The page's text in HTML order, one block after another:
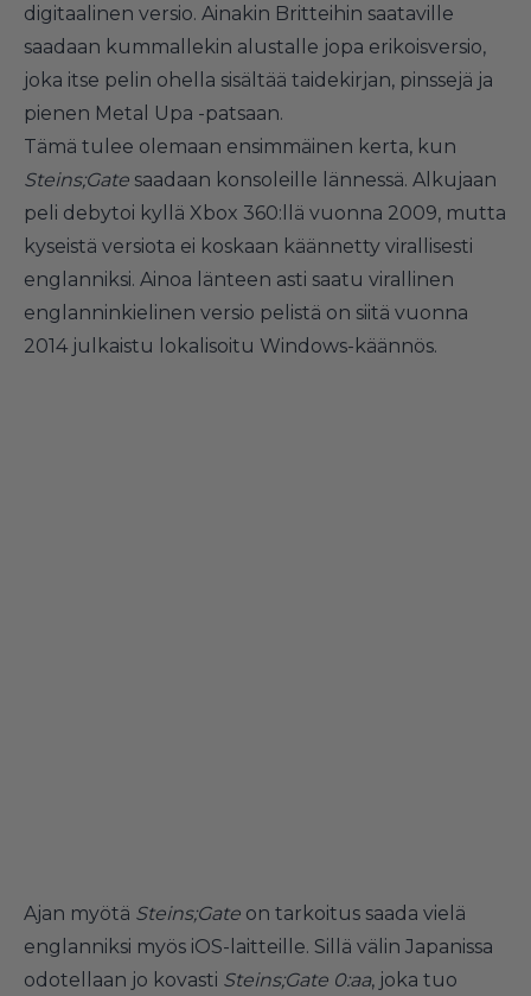
digitaalinen versio. Ainakin Britteihin saataville
saadaan kummallekin alustalle jopa erikoisversio,
joka itse pelin ohella sisältää taidekirjan, pinssejä ja
pienen Metal Upa -patsaan.
Tämä tulee olemaan ensimmäinen kerta, kun
Steins;Gate saadaan konsoleille lännessä. Alkujaan
peli debytoi kyllä Xbox 360:llä vuonna 2009, mutta
kyseistä versiota ei koskaan käännetty virallisesti
englanniksi. Ainoa länteen asti saatu virallinen
englanninkielinen versio pelistä on siitä vuonna
2014 julkaistu lokalisoitu Windows-käännös.
Ajan myötä Steins;Gate on tarkoitus saada vielä
englanniksi myös iOS-laitteille. Sillä välin Japanissa
odotellaan jo kovasti Steins;Gate 0:aa, joka tuo